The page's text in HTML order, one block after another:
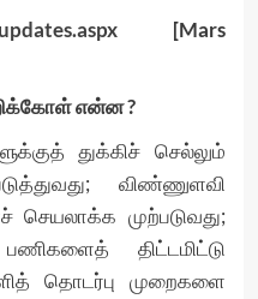
[Mars
என்ன ?
துக்கிச் செல்லும்
விண்ணுளவி
முற்படுவது;
திட்டமிட்டு
தொடர்பு முறைகளை